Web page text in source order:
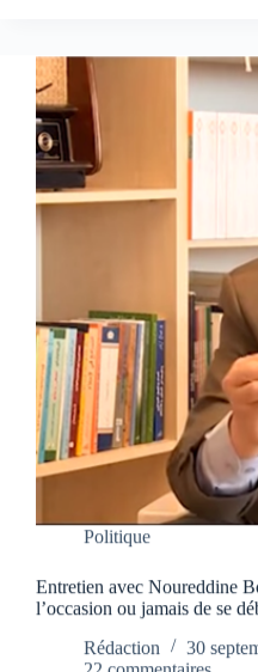
Politique
Entretien avec Noureddine
l’occasion ou jamais de se
Rédaction
30